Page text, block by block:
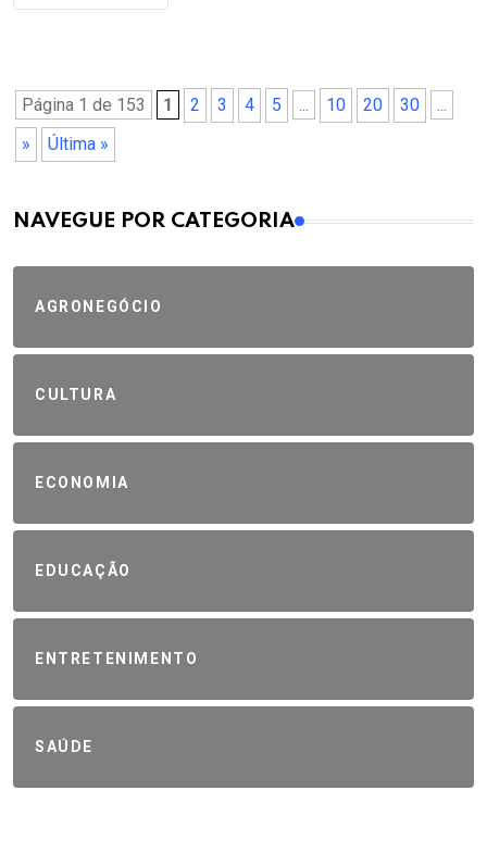
Página 1 de 153 1 2 3 4 5 ... 10 20 30
...
»
Última »
MAIS VISTOS
NAVEGUE POR CATEGORIA
AGRONEGÓCIO
CULTURA
ECONOMIA
EDUCAÇÃO
ENTRETENIMENTO
SAÚDE